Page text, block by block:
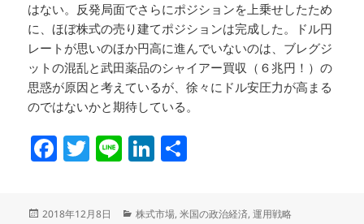
はない。反発局面でさらにポジションを上乗せしたため
に、ほぼ株式の売り建てポジションは完成した。ドル円
レートが思いのほか円高に進んでいないのは、ブレグジ
ットの混乱と武田薬品のシャイアー買収（６兆円！）の
思惑が原因と考えているが、徐々にドル安圧力が高まる
のではないかと期待している。
F
c
T
itt
Li Li
k
投
2018年12月8日
カ
株式市場,米国の政治経済,運用戦略